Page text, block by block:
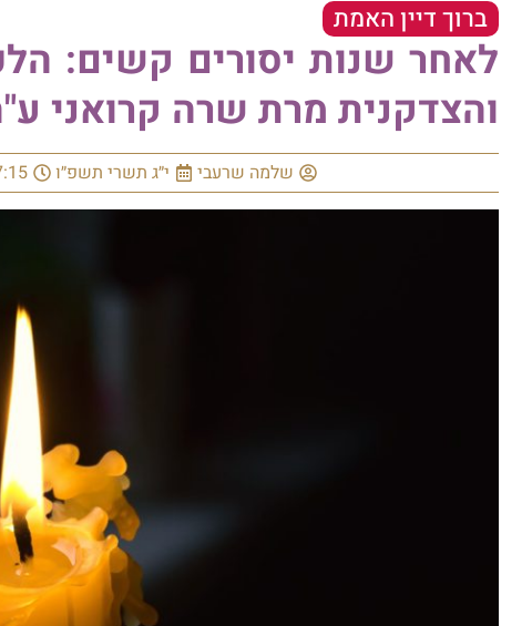
ברוך דיין האמת
לאחר שנות יסורים קשים:
והצדקנית מרת שרה קרואני
שלמה שרעבי י״ג תשרי תשפ״ו